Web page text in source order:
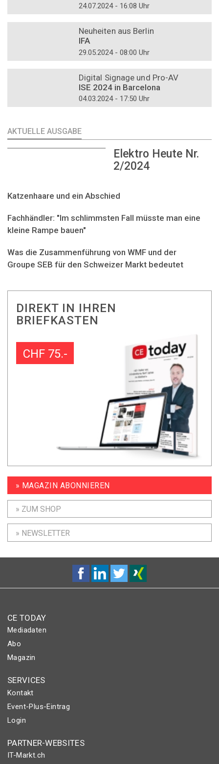
24.07.2024 - 16:08 Uhr
Neuheiten aus Berlin
IFA
29.05.2024 - 08:00 Uhr
Digital Signage und Pro-AV
ISE 2024 in Barcelona
04.03.2024 - 17:50 Uhr
AKTUELLE AUSGABE
Elektro Heute Nr.
2/2024
Katzenhaare und ein Abschied
Fachhändler: "Im schlimmsten Fall müsste man eine
kleine Rampe bauen"
Was die Zusammenführung von WMF und der
Groupe SEB für den Schweizer Markt bedeutet
DIREKT IN IHREN
BRIEFKASTEN
CHF 75.-
» MAGAZIN ABONNIEREN
» ZUM SHOP
» NEWSLETTER
CE TODAY
Mediadaten
Abo
Magazin
SERVICES
Kontakt
Event-Plus-Eintrag
Login
PARTNER-WEBSITES
IT-Markt.ch